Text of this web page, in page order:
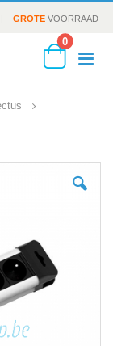
| GROTE VOORRAAD
Cart
0